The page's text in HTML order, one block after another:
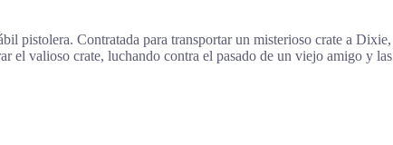
pistolera. Contratada para transportar un misterioso crate a
el valioso crate, luchando contra el pasado de un viejo amigo y